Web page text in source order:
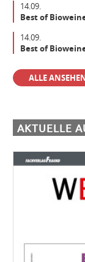
Der beste
Einkäufer/
14.09.
Best of
14.09.
Best of
ALLE
AKTUELLE